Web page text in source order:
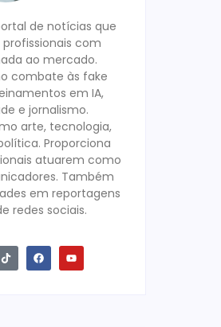
de notícias que
com
ao mercado.
combate às fake
em IA,
e jornalismo.
arte, tecnologia,
Proporciona
atuarem como
Também
em reportagens
redes sociais.